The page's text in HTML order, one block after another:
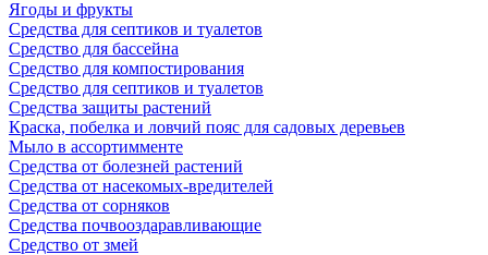
Ягоды и фрукты
Средства для септиков и туалетов
Средство для бассейна
Средство для компостирования
Средство для септиков и туалетов
Средства защиты растений
Краска, побелка и ловчий пояс для садовых деревьев
Мыло в ассортимменте
Средства от болезней растений
Средства от насекомых-вредителей
Средства от сорняков
Средства почвооздаравливающие
Средство от змей